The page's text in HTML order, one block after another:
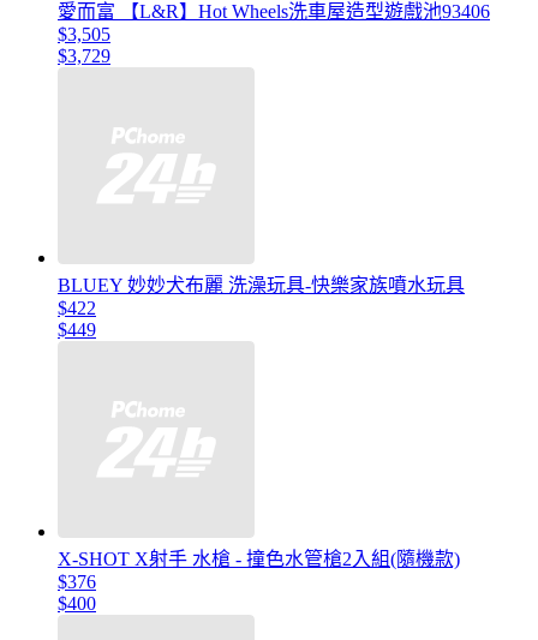
愛而富 【L&R】Hot Wheels洗車屋造型遊戲池93406
$3,505
$3,729
BLUEY 妙妙犬布麗 洗澡玩具-快樂家族噴水玩具
$422
$449
X-SHOT X射手 水槍 - 撞色水管槍2入組(隨機款)
$376
$400